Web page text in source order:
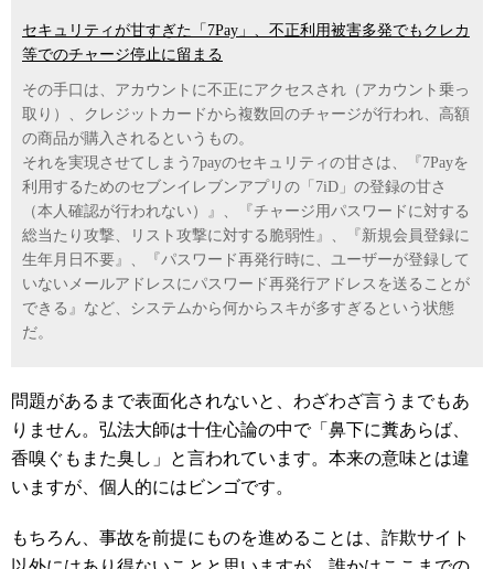
セキュリティが甘すぎた「7Pay」、不正利用被害多発でもクレカ
等でのチャージ停止に留まる
その手口は、アカウントに不正にアクセスされ（アカウント乗っ
取り）、クレジットカードから複数回のチャージが行われ、高額
の商品が購入されるというもの。
それを実現させてしまう7payのセキュリティの甘さは、『7Payを
利用するためのセブンイレブンアプリの「7iD」の登録の甘さ
（本人確認が行われない）』、『チャージ用パスワードに対する
総当たり攻撃、リスト攻撃に対する脆弱性』、『新規会員登録に
生年月日不要』、『パスワード再発行時に、ユーザーが登録して
いないメールアドレスにパスワード再発行アドレスを送ることが
できる』など、システムから何からスキが多すぎるという状態
だ。
問題があるまで表面化されないと、わざわざ言うまでもあ
りません。弘法大師は十住心論の中で「鼻下に糞あらば、
香嗅ぐもまた臭し」と言われています。本来の意味とは違
いますが、個人的にはビンゴです。
もちろん、事故を前提にものを進めることは、詐欺サイト